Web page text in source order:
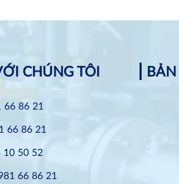
CHÚNG TÔI
66 86 21
66 86 21
10 50 52
66 86 21